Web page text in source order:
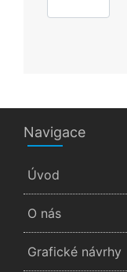
Navigace
Úvod
O nás
Grafické návrhy